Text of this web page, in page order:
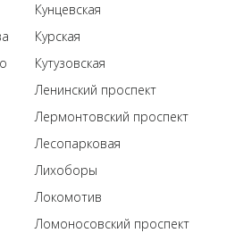
Кунцевская
Курская
Кутузовская
Ленинский проспект
Лермонтовский проспект
Лесопарковая
Лихоборы
Локомотив
Ломоносовский проспект